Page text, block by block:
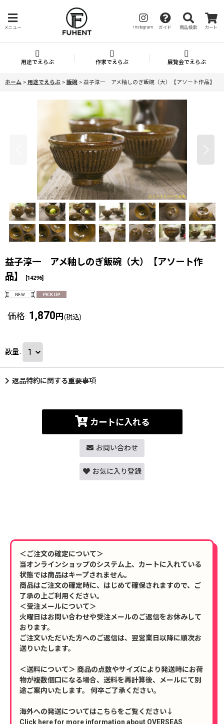
メニュー instagram ガイド 商品検索 カート
用途でえらぶ 作家でえらぶ 展覧会でえらぶ
ホーム > 用途でえらぶ > 飯碗 > 益子淳一 アメ釉しのぎ飯碗（大）【アソート作品】
益子淳一 アメ釉しのぎ飯碗（大）【アソート作
品】
[14296]
価格: 1,870 円 (税込)
数量:
返品特約に関する重要事項
カートに入れる
お問い合わせ
お気に入り登録
＜ご注文の確定について＞
当オンラインショップのシステム上、カートに入れている
状態では商品はキープされません。
商品はご注文の確定時に、はじめて確保されますので、ご
了承の上ご利用ください。
＜受注メールについて＞
火曜日はお問い合わせや受注メールのご返信をお休みして
おります。
ご注文いただいた方へのご返信は、翌営業日以降に順次お
送りいたします。
＜送料について＞ 商品の点数やサイズにより発送時にお荷
物が複数個口になる場合、送料を再計算後、メールにて別
途ご案内いたします。 何卒ご了承ください。
海外への発送についてはこちらをご覧ください↓
Click here for more information about OVERSEAS